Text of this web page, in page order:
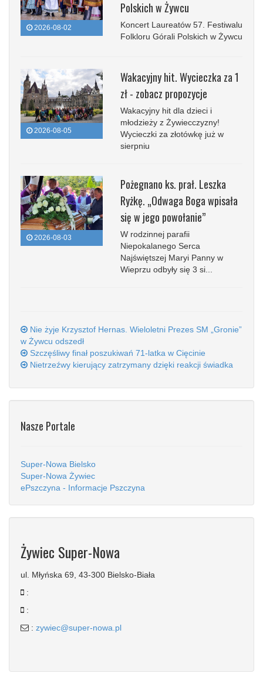
2026-08-02
Polskich w Żywcu
Koncert Laureatów 57. Festiwalu
Folkloru Górali Polskich w Żywcu
2026-08-05
Wakacyjny hit. Wycieczka za 1
zł - zobacz propozycje
Wakacyjny hit dla dzieci i
młodzieży z Żywiecczyzny!
Wycieczki za złotówkę już w
sierpniu
2026-08-03
Pożegnano ks. prał. Leszka
Ryżkę. „Odwaga Boga wpisała
się w jego powołanie”
W rodzinnej parafii
Niepokalanego Serca
Najświętszej Maryi Panny w
Wieprzu odbyły się 3 si...
Nie żyje Krzysztof Hernas. Wieloletni Prezes SM „Gronie”
w Żywcu odszedł
Szczęśliwy finał poszukiwań 71-latka w Cięcinie
Nietrzeźwy kierujący zatrzymany dzięki reakcji świadka
Nasze Portale
Super-Nowa Bielsko
Super-Nowa Żywiec
ePszczyna - Informacje Pszczyna
Żywiec Super-Nowa
ul. Młyńska 69, 43-300 Bielsko-Biała
:
:
: zywiec@super-nowa.pl